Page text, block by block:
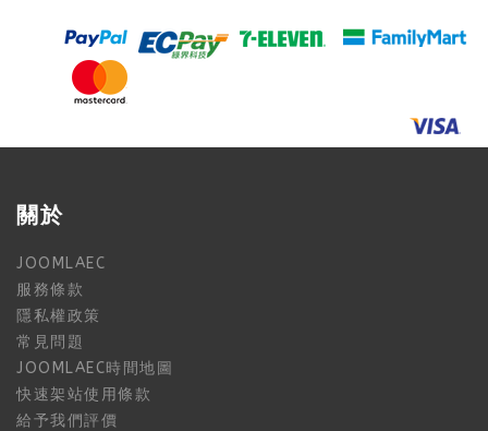
關於
JOOMLAEC
服務條款
隱私權政策
常見問題
JOOMLAEC時間地圖
快速架站使用條款
給予我們評價